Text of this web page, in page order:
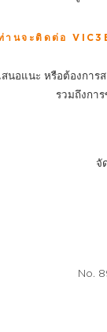
านจะติดต่อ
นอแนะ หรือต้องการ
รวมถึงกา
จั
No.